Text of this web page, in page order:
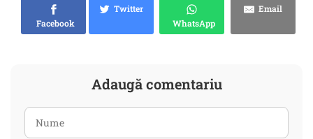
Facebook
Twitter
WhatsApp
Email
Adaugă comentariu